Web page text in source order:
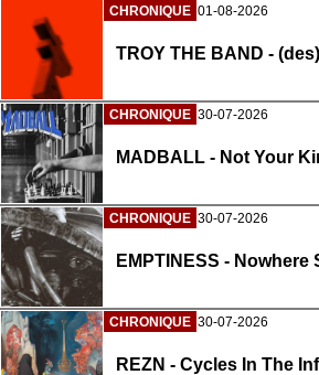
CHRONIQUE 01-08-2026
TROY THE BAND - (des)
CHRONIQUE 30-07-2026
MADBALL - Not Your
CHRONIQUE 30-07-2026
EMPTINESS - Nowhere
CHRONIQUE 30-07-2026
REZN - Cycles In The